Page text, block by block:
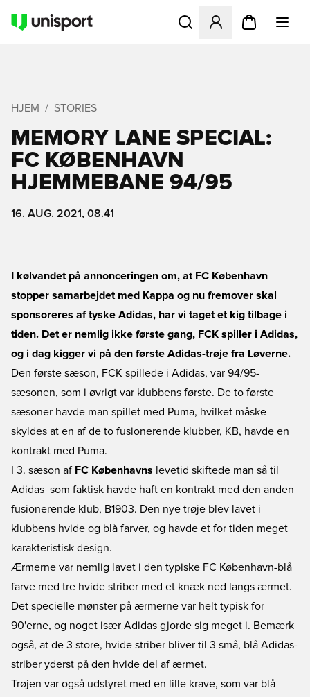
Åbner en Modal til at
HJEM STORIES
MEMORY LANE SPECIAL:
FC KØBENHAVN
HJEMMEBANE 94/95
16. AUG. 2021, 08.41
I kølvandet på annonceringen om, at FC København
stopper samarbejdet med Kappa og nu fremover skal
sponsoreres af tyske Adidas, har vi taget et kig tilbage i
tiden. Det er nemlig ikke første gang, FCK spiller i Adidas,
og i dag kigger vi på den første Adidas-trøje fra Løverne.
Den første sæson, FCK spillede i Adidas, var 94/95-
sæsonen, som i øvrigt var klubbens første. De to første
sæsoner havde man spillet med Puma, hvilket måske
skyldes at en af de to fusionerende klubber, KB, havde en
kontrakt med Puma.
I 3. sæson af FC Københavns levetid skiftede man så til
Adidas  som faktisk havde haft en kontrakt med den anden
fusionerende klub, B1903. Den nye trøje blev lavet i
klubbens hvide og blå farver, og havde et for tiden meget
karakteristisk design.
Ærmerne var nemlig lavet i den typiske FC København-blå
farve med tre hvide striber med et knæk ned langs ærmet.
Det specielle mønster på ærmerne var helt typisk for
90'erne, og noget især Adidas gjorde sig meget i. Bemærk
også, at de 3 store, hvide striber bliver til 3 små, blå Adidas-
striber yderst på den hvide del af ærmet.
Trøjen var også udstyret med en lille krave, som var blå